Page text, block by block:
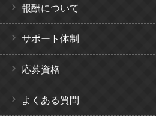
報酬について
サポート体制
応募資格
よくある質問